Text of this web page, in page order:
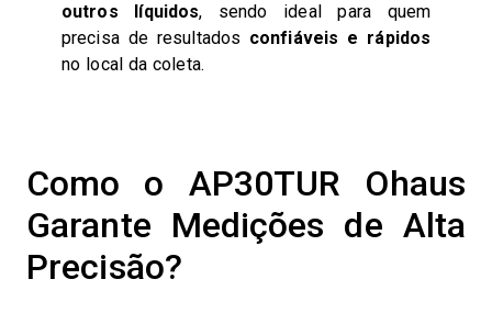
outros líquidos, sendo ideal para quem
precisa de resultados confiáveis e rápidos
no local da coleta.
Como o AP30TUR Ohaus
Garante Medições de Alta
Precisão?